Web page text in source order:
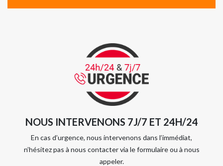
NOUS INTERVENONS 7J/7 ET 24H/24
En cas d’urgence, nous intervenons dans l’immédiat,
n’hésitez pas à nous contacter via le formulaire ou à nous
appeler.